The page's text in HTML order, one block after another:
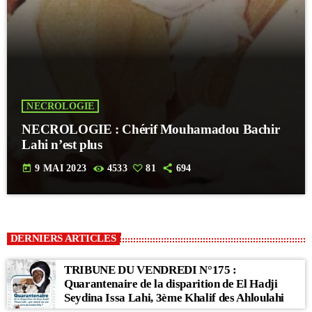
NECROLOGIE
NECROLOGIE : Chérif Mouhamadou Bachir
Lahi n’est plus
today 9 MAI 2023 4533 81 694
DERNIERS ARTICLES
TRIBUNE DU VENDREDI N°175 :
Quarantenaire de la disparition de El Hadji
Seydina Issa Lahi, 3ème Khalif des Ahloulahi